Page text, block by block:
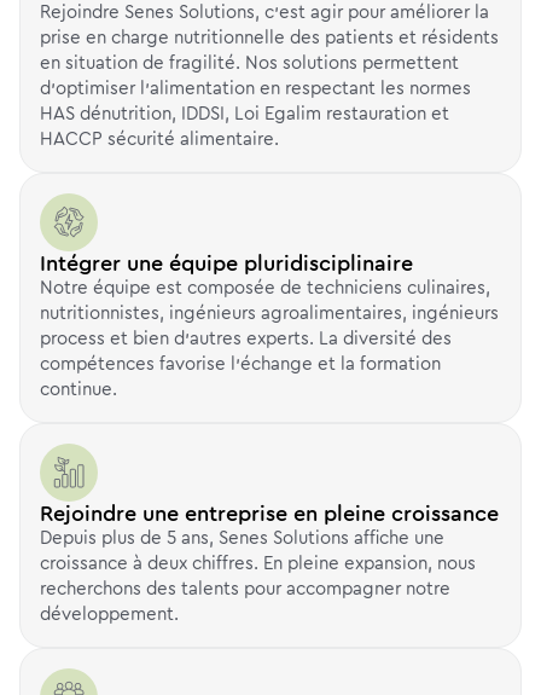
Rejoindre Senes Solutions, c’est agir pour améliorer la
prise en charge nutritionnelle des patients et résidents
en situation de fragilité. Nos solutions permettent
d’optimiser l’alimentation en respectant les normes
HAS dénutrition, IDDSI, Loi Egalim restauration et
HACCP sécurité alimentaire.
Intégrer une équipe pluridisciplinaire
Notre équipe est composée de techniciens culinaires,
nutritionnistes, ingénieurs agroalimentaires, ingénieurs
process et bien d’autres experts. La diversité des
compétences favorise l'échange et la formation
continue.
Rejoindre une entreprise en pleine croissance
Depuis plus de 5 ans, Senes Solutions affiche une
croissance à deux chiffres. En pleine expansion, nous
recherchons des talents pour accompagner notre
développement.